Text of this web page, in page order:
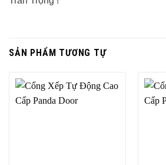
SẢN PHẨM TƯƠNG TỰ